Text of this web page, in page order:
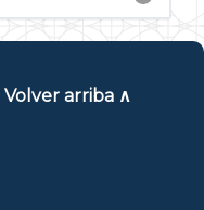
Volver arriba ∧